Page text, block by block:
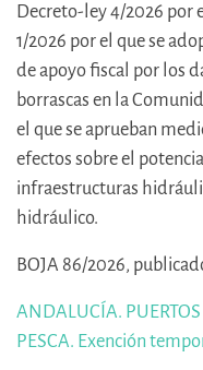
Decreto-ley 4/2026 por
1/2026 por el que se
de apoyo fiscal por los
borrascas en la
el que se aprueban
efectos sobre el
infraestructuras
hidráulico.
BOJA 86/2026,
ANDALUCÍA.
PESCA. Exención